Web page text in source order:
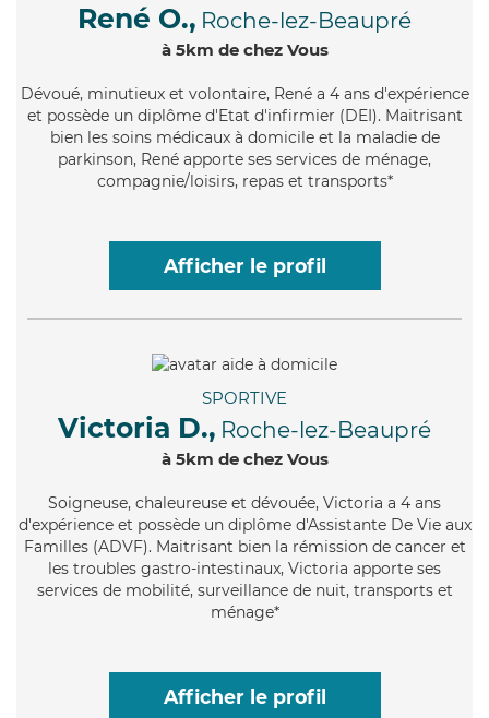
René O., Roche-lez-Beaupré
à 5km de chez Vous
Dévoué, minutieux et volontaire, René a 4 ans d'expérience
et possède un diplôme d'Etat d'infirmier (DEI). Maitrisant
bien les soins médicaux à domicile et la maladie de
parkinson, René apporte ses services de ménage,
compagnie/loisirs, repas et transports*
Afficher le profil
SPORTIVE
Victoria D., Roche-lez-Beaupré
à 5km de chez Vous
Soigneuse, chaleureuse et dévouée, Victoria a 4 ans
d'expérience et possède un diplôme d'Assistante De Vie aux
Familles (ADVF). Maitrisant bien la rémission de cancer et
les troubles gastro-intestinaux, Victoria apporte ses
services de mobilité, surveillance de nuit, transports et
ménage*
Afficher le profil